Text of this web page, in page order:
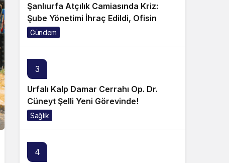
Şanlıurfa Atçılık Camiasında Kriz:
Şube Yönetimi İhraç Edildi, Ofisin
Taşınmasına Tepki Büyüyor!
Gündem
3
Urfalı Kalp Damar Cerrahı Op. Dr.
Cüneyt Şelli Yeni Görevinde!
Sağlık
4